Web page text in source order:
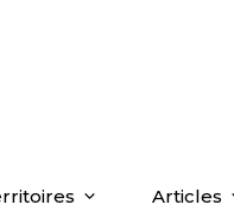
Articles